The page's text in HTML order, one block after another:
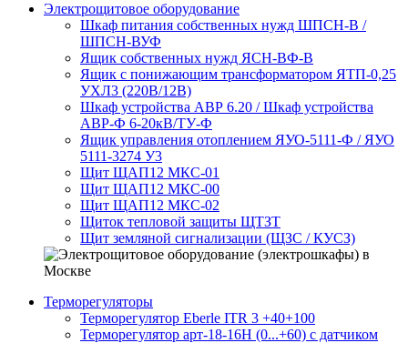
Электрощитовое оборудование
Шкаф питания собственных нужд ШПСН-В /
ШПСН-ВУФ
Ящик собственных нужд ЯСН-ВФ-В
Ящик с понижающим трансформатором ЯТП-0,25
УХЛ3 (220В/12В)
Шкаф устройства АВР 6.20 / Шкаф устройства
АВР-Ф 6-20кВ/ТУ-Ф
Ящик управления отоплением ЯУО-5111-Ф / ЯУО
5111-3274 У3
Щит ЩАП12 МКС-01
Щит ЩАП12 МКС-00
Щит ЩАП12 МКС-02
Щиток тепловой защиты ЩТЗТ
Щит земляной сигнализации (ЩЗС / КУСЗ)
Терморегуляторы
Терморегулятор Eberle ITR 3 +40+100
Терморегулятор арт-18-16H (0...+60) с датчиком